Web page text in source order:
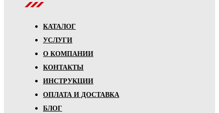
КАТАЛОГ
УСЛУГИ
О КОМПАНИИ
КОНТАКТЫ
ИНСТРУКЦИИ
ОПЛАТА И ДОСТАВКА
БЛОГ